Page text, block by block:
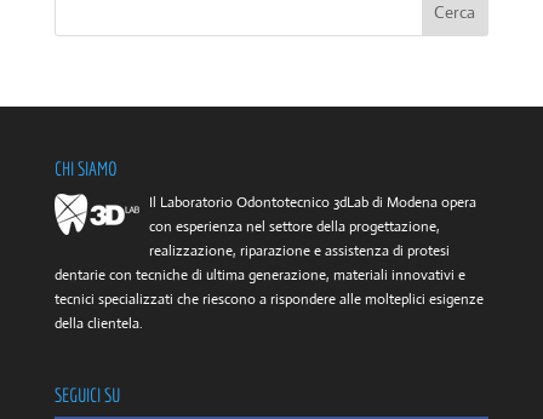
CHI SIAMO
Il Laboratorio Odontotecnico 3dLab di Modena opera
con esperienza nel settore della progettazione,
realizzazione, riparazione e assistenza di protesi
dentarie con tecniche di ultima generazione, materiali innovativi e
tecnici specializzati che riescono a rispondere alle molteplici esigenze
della clientela.
SEGUICI SU